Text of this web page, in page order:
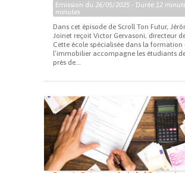
Emission du 26/05/2025 - Durée 12
minutes
Dans cet épisode de Scroll Ton Futur,
Joinet reçoit Victor Gervasoni, directeur de
Cette école spécialisée dans la formation
l’immobilier accompagne les étudiants
près de...